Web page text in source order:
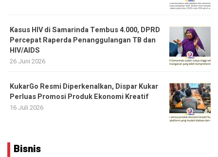
Kasus HIV di Samarinda Tembus 4.000, DPRD
Percepat Raperda Penanggulangan TB dan
HIV/AIDS
26 Juni 2026
KukarGo Resmi Diperkenalkan, Dispar Kukar
Perluas Promosi Produk Ekonomi Kreatif
16 Juli 2026
Bisnis